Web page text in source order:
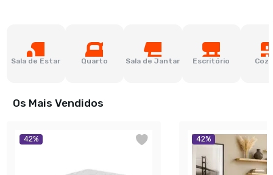
Sala de Estar Quarto Sala de Jantar Escritório
Os Mais Vendidos
42% 42%